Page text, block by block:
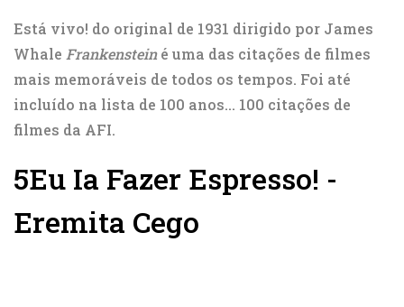
Está vivo! do original de 1931 dirigido por James
Whale Frankensteiné uma das citações de filmes
mais memoráveis ​​de todos os tempos. Foi até
incluído na lista de 100 anos... 100 citações de
filmes da AFI.
5Eu Ia Fazer Espresso! -
Eremita Cego